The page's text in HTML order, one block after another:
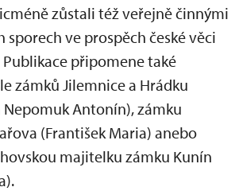
zůstali též veřejně činnými
ve prospěch české věci
Publikace připomene také
zámků Jilemnice a Hrádku
Nepomuk Antonín), zámku
(František Maria) anebo
majitelku zámku Kunín